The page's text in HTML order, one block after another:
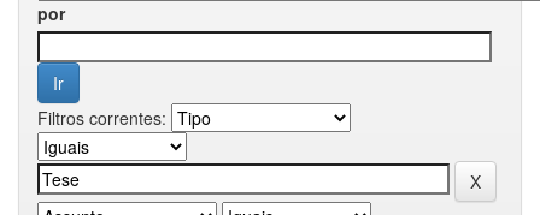
por
Filtros correntes: